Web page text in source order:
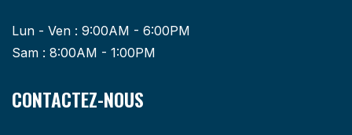
Lun - Ven : 9:00AM - 6:00PM
Sam : 8:00AM - 1:00PM
CONTACTEZ-NOUS